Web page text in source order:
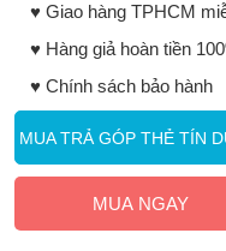
♥️ Giao hàng TPHCM
♥️ Hàng giả hoàn tiền
♥️ Chính sách bảo hành
MUA TRẢ GÓP THẺ TÍN
MUA NGAY